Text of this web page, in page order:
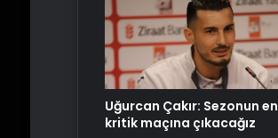
Uğurcan Çakır: Sezonun en
kritik maçına çıkacağız